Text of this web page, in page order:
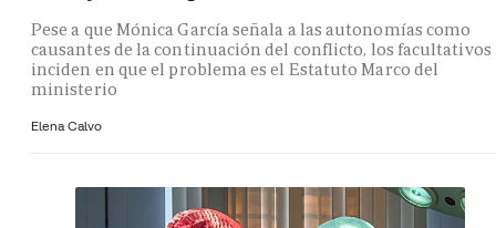
Pese a que Mónica García señala a las autonomías como
causantes de la continuación del conflicto, los facultativos
inciden en que el problema es el Estatuto Marco del
ministerio
Elena Calvo